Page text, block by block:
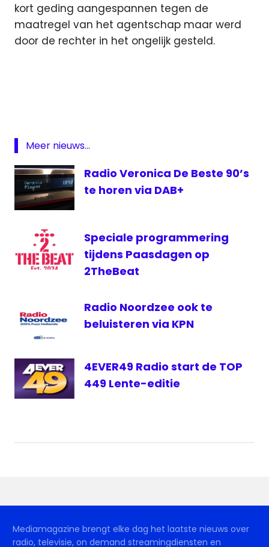
kort geding aangespannen tegen de
maatregel van het agentschap maar werd
door de rechter in het ongelijk gesteld.
RTV
Paradijs
Meer nieuws...
Radio Veronica De Beste 90’s
te horen via DAB+
Speciale programmering
tijdens Paasdagen op
2TheBeat
Radio Noordzee ook te
beluisteren via KPN
4EVER49 Radio start de TOP
449 Lente-editie
Mediamagazine brengt elke dag het laatste nieuws over
radio, televisie, on demand streamingdiensten en